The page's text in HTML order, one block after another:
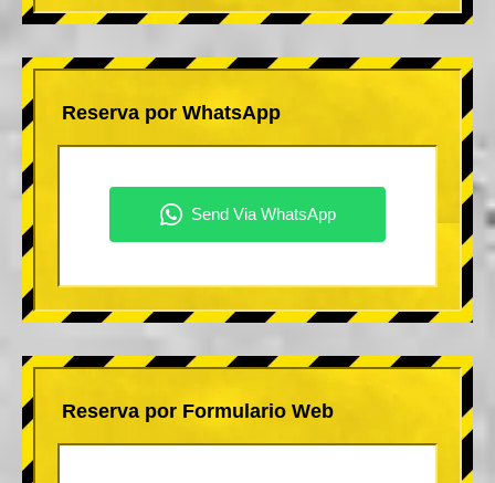
Reserva por WhatsApp
Reserva por Formulario Web